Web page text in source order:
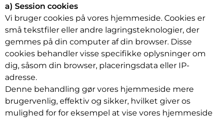
a) Session cookies
Vi bruger cookies på vores hjemmeside. Cookies er
små tekstfiler eller andre lagringsteknologier, der
gemmes på din computer af din browser. Disse
cookies behandler visse specifikke oplysninger om
dig, såsom din browser, placeringsdata eller IP-
adresse.
Denne behandling gør vores hjemmeside mere
brugervenlig, effektiv og sikker, hvilket giver os
mulighed for for eksempel at vise vores hjemmeside